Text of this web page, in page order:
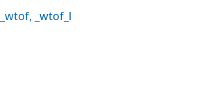
_wtof, _wtof_l